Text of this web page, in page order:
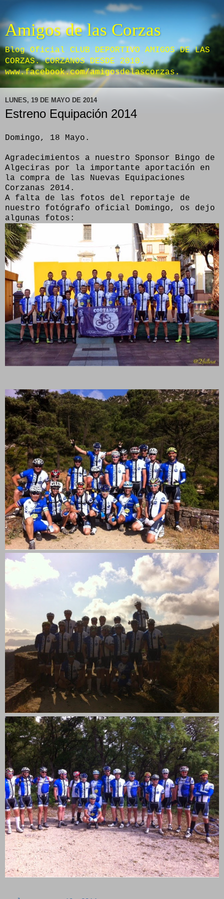
Amigos de las Corzas
Blog Oficial CLUB DEPORTIVO AMIGOS DE LAS
CORZAS. CORZANOS DESDE 2010.
www.facebook.com/amigosdelascorzas.
LUNES, 19 DE MAYO DE 2014
Estreno Equipación 2014
Domingo, 18 Mayo.
Agradecimientos a nuestro Sponsor Bingo de
Algeciras por la importante aportación en
la compra de las Nuevas Equipaciones
Corzanas 2014.
A falta de las fotos del reportaje de
nuestro fotógrafo oficial Domingo, os dejo
algunas fotos: